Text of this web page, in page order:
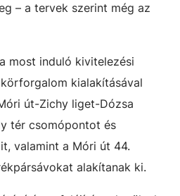
– a tervek szerint még az
most induló kivitelezési
kialakításával
út-Zichy liget-Dózsa
tér csomópontot és
valamint a Móri út 44.
alakítanak ki.